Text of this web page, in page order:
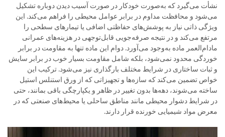
نشأت می‌گیرد که به‌صورت خودکار در صورت آسیب دیدن دوباره تشکیل
می‌شود و محافظت مداوم در برابر عوامل محیطی را فراهم می‌کند. این
ویژگی ذاتی نیاز به پوشش‌های حفاظتی اضافی یا تیمارهای سطحی را
مرتفع می‌کند و در نتیجه صرفه‌جویی قابل‌توجهی در هزینه‌های عمرانی
مادام‌العمر ماده به‌وجود می‌آورد. دوام این ماده تنها به مقاومت در برابر
خوردگی محدود نمی‌شود، بلکه شامل مقاومت بسیار خوب در برابر سایش
و ثبات ساختاری در شرایط مختلف بارگذاری نیز می‌شود. ترکیب این
خواص تضمین می‌کند که سازه‌ها و تجهیزاتی که از ورق استنلس استیل
ساخته می‌شوند، دهه‌ها بدون تغییر در ظاهر و یکپارچگی باقی بمانند، حتی
در شرایط دشوار محیطی مانند مناطق ساحلی یا محیط‌های صنعتی که در
معرض مواد شیمیایی خورنده قرار دارند.